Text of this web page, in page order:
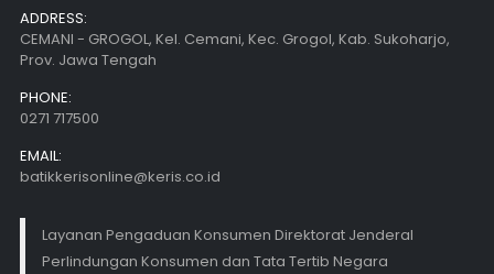
ADDRESS:
CEMANI - GROGOL, Kel. Cemani, Kec. Grogol, Kab. Sukoharjo,
Prov. Jawa Tengah
PHONE:
0271 717500
EMAIL:
batikkerisonline@keris.co.id
Layanan Pengaduan Konsumen Direktorat Jenderal
Perlindungan Konsumen dan Tata Tertib Negara